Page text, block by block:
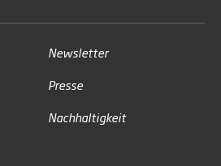
Newsletter
Presse
Nachhaltigkeit